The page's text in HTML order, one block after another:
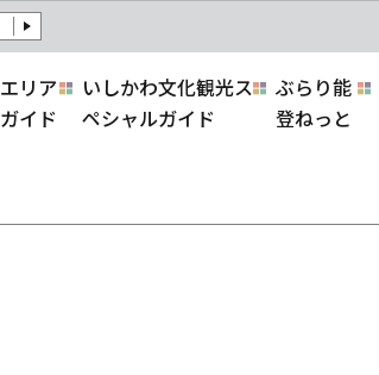
エリア
ガイド
いしかわ文化観光ス
ペシャルガイド
ぶらり能
登ねっと